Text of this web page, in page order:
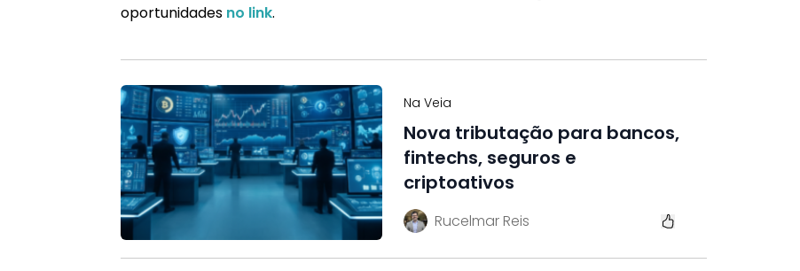
oportunidades no link.
Na Veia
Nova tributação para bancos,
fintechs, seguros e
criptoativos
Rucelmar Reis